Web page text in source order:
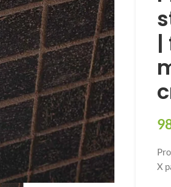
|
X